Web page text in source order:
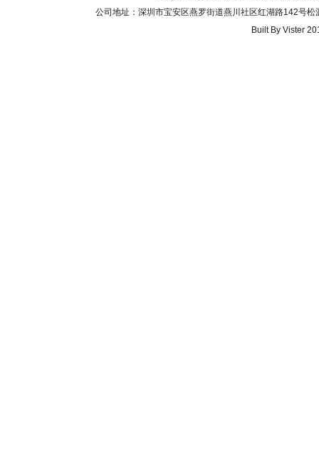
公司地址：深圳市宝安区燕罗街道燕川社区红湖路142号
Built By Vister